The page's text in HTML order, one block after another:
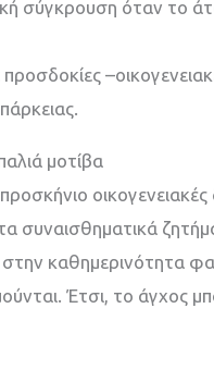
σύγκρουση όταν το
μοτίβα
συναισθηματικά
καθημερινότητα
Έτσι, το άγχος